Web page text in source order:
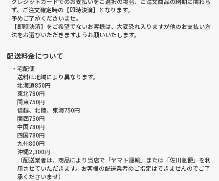
ず、ご注文確定時の【即時決済】となります。
予めご了承くださいませ。
【即時決済】をご希望でないお客様は、大変恐れ入りますが他のお支払い方
法をお選びいただきますようお願いいたします。
配送料金について
・宅配便
送料は地域により異なります。
北海道850円
東北780円
関東750円
信越、北陸、東海750円
関西750円
中国780円
四国780円
九州800円
沖縄2,300円
（配送業者は、商品により当店で「ヤマト運輸」または「佐川急便」を利
用させていただきます。お客様の配送業者のご指定はできませんのでご了
承くださいませ）